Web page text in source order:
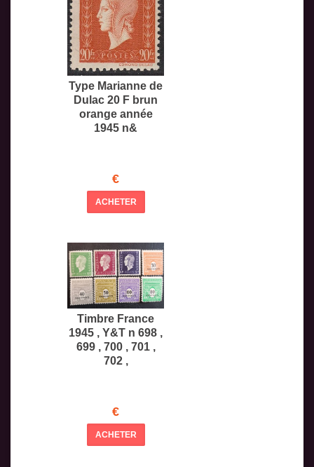
Type Marianne de
Dulac 20 F brun
orange année
1945 n&
€
ACHETER
Timbre France
1945 , Y&T n 698 ,
699 , 700 , 701 ,
702 ,
€
ACHETER